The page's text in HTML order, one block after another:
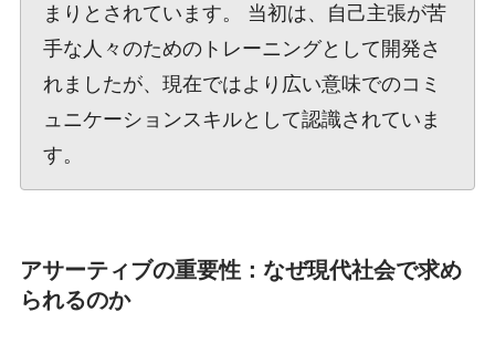
まりとされています。 当初は、自己主張が苦
手な人々のためのトレーニングとして開発さ
れましたが、現在ではより広い意味でのコミ
ュニケーションスキルとして認識されていま
す。
アサーティブの重要性：なぜ現代社会で求め
られるのか